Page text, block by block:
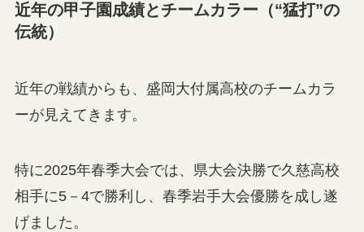
近年の甲子園成績とチームカラー（“猛打”の
伝統）
近年の戦績からも、盛岡大付属高校のチームカラ
ーが見えてきます。
特に2025年春季大会では、県大会決勝で久慈高校
相手に5－4で勝利し、春季岩手大会優勝を成し遂
げました。